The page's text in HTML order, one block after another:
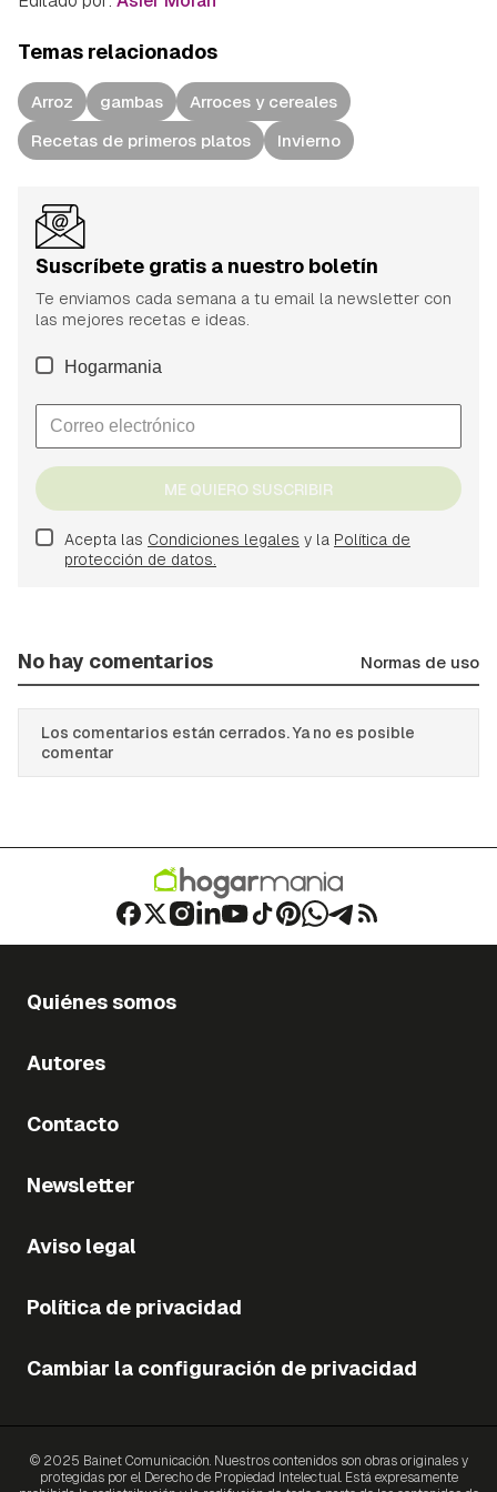
Temas relacionados
Arroz gambas
Arroces y cereales
Recetas de primeros platos
Invierno
Suscríbete gratis a nuestro boletín
Te enviamos cada semana a tu email la newsletter con
las mejores recetas e ideas.
Hogarmania
ME QUIERO SUSCRIBIR
Acepta las Condiciones legales y la Política de
protección de datos.
No hay comentarios Normas de uso
Los comentarios están cerrados. Ya no es posible
comentar
Quiénes somos
Autores
Contacto
Newsletter
Aviso legal
Política de privacidad
Cambiar la configuración de privacidad
© 2025 Bainet Comunicación. Nuestros contenidos son obras originales y
protegidas por el Derecho de Propiedad Intelectual. Está expresamente